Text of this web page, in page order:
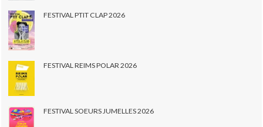
FESTIVAL PTIT CLAP 2026
FESTIVAL REIMS POLAR 2026
FESTIVAL SOEURS JUMELLES 2026